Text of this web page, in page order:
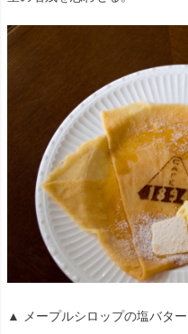
▲ メープルシロップの塩バタ